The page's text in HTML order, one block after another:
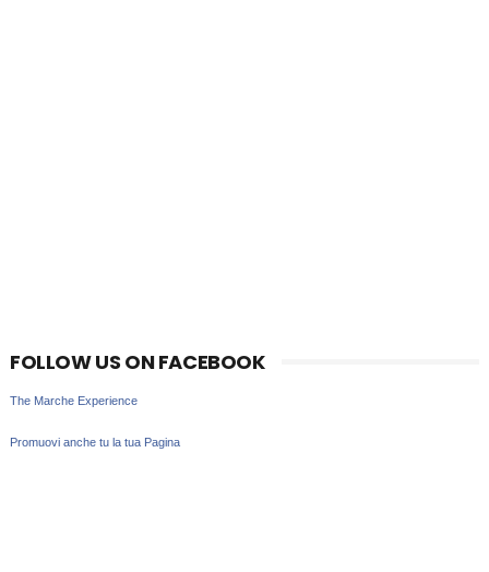
FOLLOW US ON FACEBOOK
The Marche Experience
Promuovi anche tu la tua Pagina